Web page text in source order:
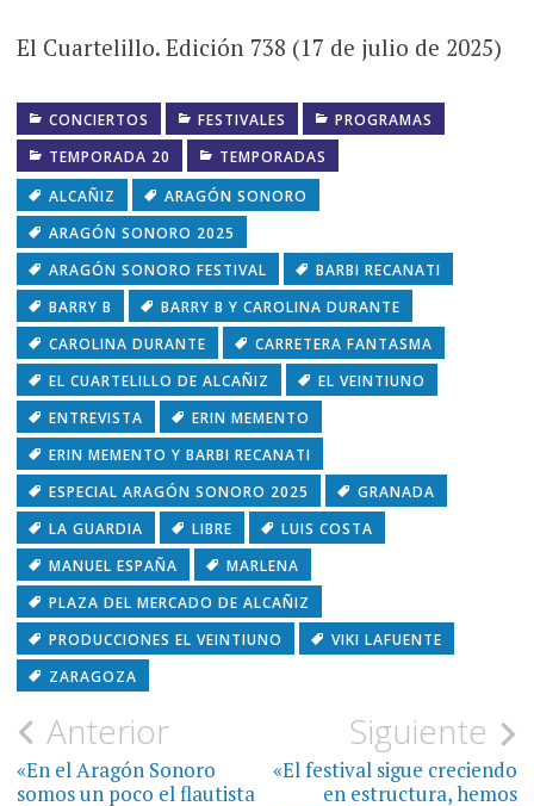
El Cuartelillo. Edición 738 (17 de julio de 2025)
CONCIERTOS FESTIVALES
PROGRAMAS
TEMPORADA 20
TEMPORADAS
ALCAÑIZ
ARAGÓN SONORO
ARAGÓN SONORO 2025
ARAGÓN SONORO FESTIVAL
BARBI RECANATI
BARRY B
BARRY B Y CAROLINA DURANTE
CAROLINA DURANTE
CARRETERA FANTASMA
EL CUARTELILLO DE ALCAÑIZ
EL VEINTIUNO
ENTREVISTA
ERIN MEMENTO
ERIN MEMENTO Y BARBI RECANATI
ESPECIAL ARAGÓN SONORO 2025
GRANADA
LA GUARDIA
LIBRE
LUIS COSTA
MANUEL ESPAÑA
MARLENA
PLAZA DEL MERCADO DE ALCAÑIZ
PRODUCCIONES EL VEINTIUNO
VIKI LAFUENTE
ZARAGOZA
Navegación
de
Anterior
«En el Aragón Sonoro
somos un poco el flautista
Siguiente
«El festival sigue creciendo
en estructura, hemos